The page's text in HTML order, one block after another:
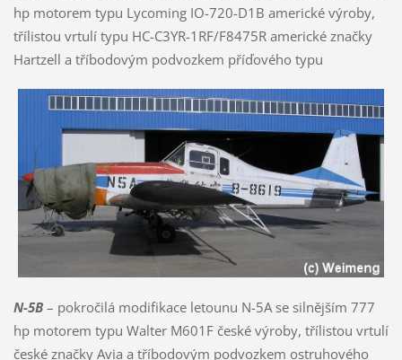
hp motorem typu Lycoming IO-720-D1B americké výroby,
třílistou vrtulí typu HC-C3YR-1RF/F8475R americké značky
Hartzell a tříbodovým podvozkem příďového typu
N-5B– pokročilá modifikace letounu N-5A se silnějším 777
hp motorem typu Walter M601F české výroby, třílistou vrtulí
české značky Avia a tříbodovým podvozkem ostruhového